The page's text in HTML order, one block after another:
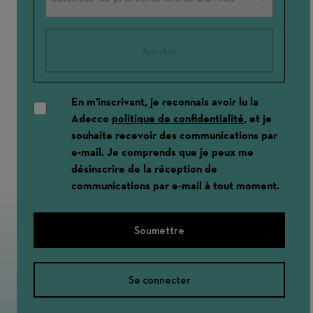
En m'inscrivant, je reconnais avoir lu la
Adecco politique de confidentialité, et je
souhaite recevoir des communications par
e-mail. Je comprends que je peux me
désinscrire de la réception de
communications par e-mail à tout moment.
Soumettre
Se connecter